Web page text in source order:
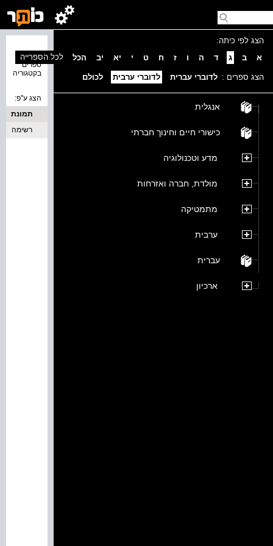
הצג לפי כיתה:
א
ב ג ד ה ו ז ח ט י יא יב הכל
הצג ספרים : לדוברי עברית לדוברי ערבית לכולם
אנגלית
כישורי חיים וחינוך חברתי
מדע וטכנולוגיה
מולדת, חברה ואזרחות
מתמטיקה
ערבית
עברית
ארכיון
ספרים
בקטגוריה
לכל הספרייה
הצג ע''פ:
תמונת
כריכה
רשימה